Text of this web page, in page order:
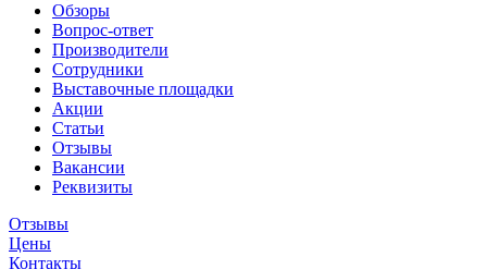
Обзоры
Вопрос-ответ
Производители
Сотрудники
Выставочные площадки
Акции
Статьи
Отзывы
Вакансии
Реквизиты
Отзывы
Цены
Контакты